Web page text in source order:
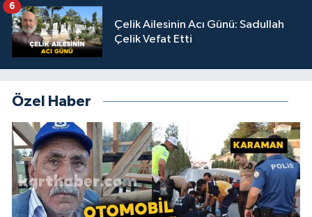
Çelik Ailesinin Acı Günü: Sadullah
Çelik Vefat Etti
6
Özel Haber